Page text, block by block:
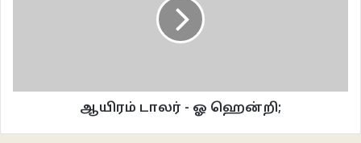
வேறு ரூபம் கொள்கிறது. காதலின்
வாசம் ராமபாணபூவாக நம்முள்ளும் மணக்கிறது. நாகமடை ஓடையில் நாமும்
சித்தப்பாவின் பிரயத்தனம் இறுதியில் மீண்டும் எழுதப்பட்ட சரித்திரமென
ஆயிரம் டாலர் - ஓ ஹென்றி;